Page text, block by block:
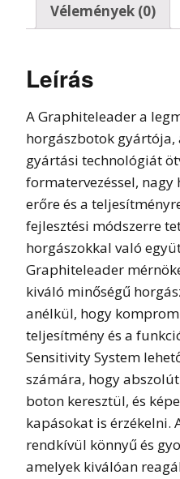
Vélemények (0)
Leírás
A Graphiteleader a
horgászbotok
gyártási technológiát
formatervezéssel, nagy
erőre és a
fejlesztési módszerre
horgászokkal való
Graphiteleader
kiváló minőségű
anélkül, hogy
teljesítmény és a
Sensitivity System
számára, hogy
boton keresztül, és
kapásokat is érzékelni.
rendkívül könnyű és
amelyek kiválóan